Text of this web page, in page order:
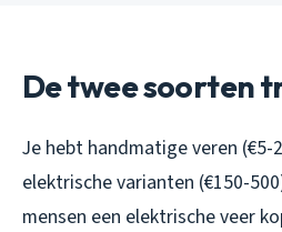
De twee soorten
Je hebt handmatige veren
elektrische varianten (€150-
mensen een elektrische veer